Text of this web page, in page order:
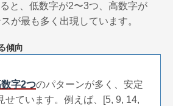
と、低数字が2〜3つ、高数字が
が最も多く出現しています。
傾向
字2つのパターンが多く、安定
せています。例えば、[5, 9, 14,